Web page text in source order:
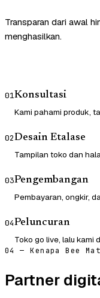
Transparan dari awal
menghasilkan.
01Konsultasi
Kami pahami produk,
02Desain Etalase
Tampilan toko dan
03Pengembangan
Pembayaran, ongkir,
04Peluncuran
Toko go live, lalu kami
04 — Kenapa Bee
Partner